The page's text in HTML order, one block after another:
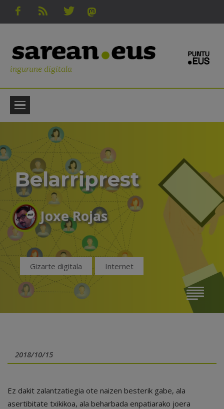
ingurune digitala
Belarriprest
Joxe Rojas
Gizarte digitala Internet
2018/10/15
Ez dakit zalantzatiegia ote naizen besterik gabe, ala
asertibitate txikikoa, ala beharbada enpatiarako joera